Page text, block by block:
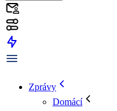
Zprávy
Domácí